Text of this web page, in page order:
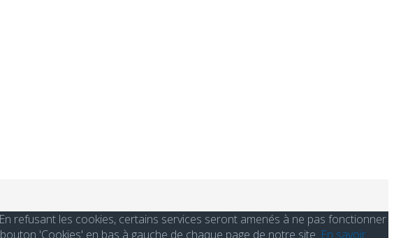
refusant les cookies, certains services seront amenés à ne pas fonctionner
'Cookies' en bas à gauche de chaque page de notre site. En savoir